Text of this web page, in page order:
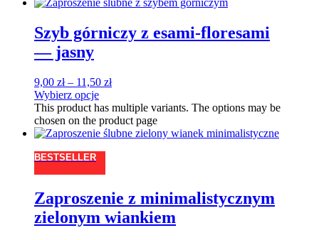
Szyb górniczy z esami-floresami
— jasny
9,00 zł– 11,50 zł
Wybierz opcje
This product has multiple variants. The options may be
chosen on the product page
BESTSELLER
Zaproszenie z minimalistycznym
zielonym wiankiem